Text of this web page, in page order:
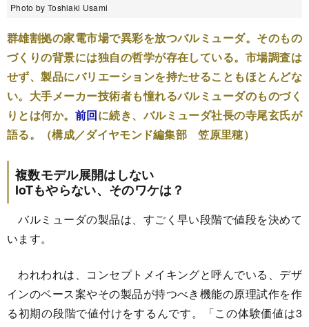
Photo by Toshiaki Usami
群雄割拠の家電市場で異彩を放つバルミューダ。そのもの
づくりの背景には独自の哲学が存在している。市場調査は
せず、製品にバリエーションを持たせることもほとんどな
い。大手メーカー技術者も憧れるバルミューダのものづく
りとは何か。 前回に続き、バルミューダ社長の寺尾玄氏が
語る。（構成／ダイヤモンド編集部 笠原里穂）
複数モデル展開はしない
IoTもやらない、そのワケは？
バルミューダの製品は、すごく早い段階で値段を決めて
います。
われわれは、コンセプトメイキングと呼んでいる、デザ
インのベース案やその製品が持つべき機能の原理試作を作
る初期の段階で値付けをするんです。「この体験価値は3